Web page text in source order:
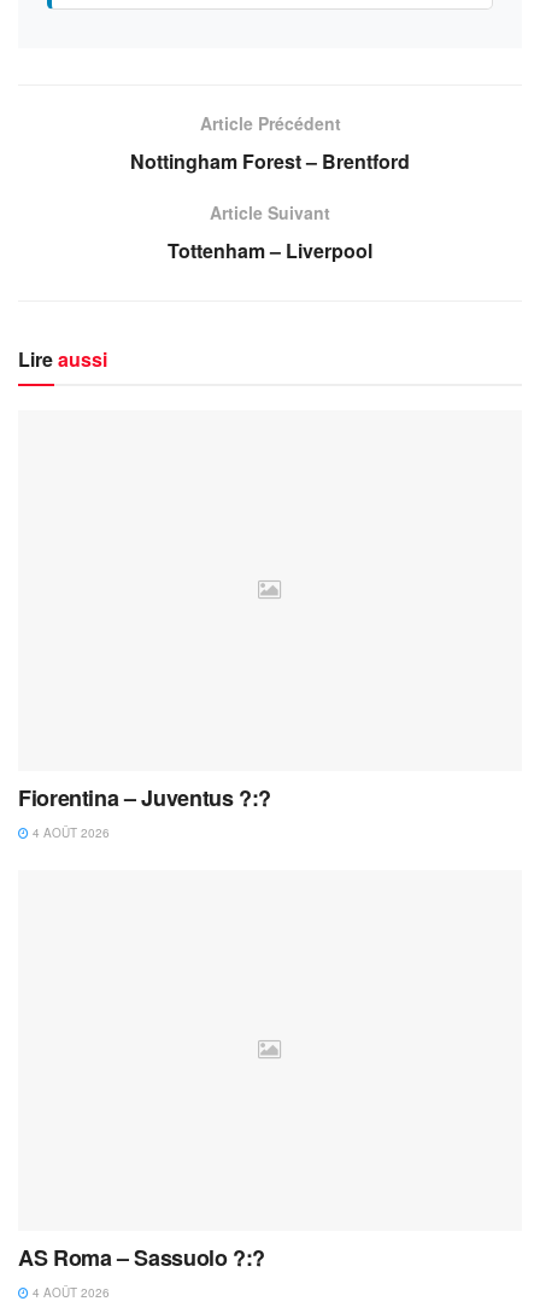
Article Précédent
Nottingham Forest – Brentford
Article Suivant
Tottenham – Liverpool
Lireaussi
Fiorentina – Juventus ?:?
4 AOÛT 2026
AS Roma – Sassuolo ?:?
4 AOÛT 2026